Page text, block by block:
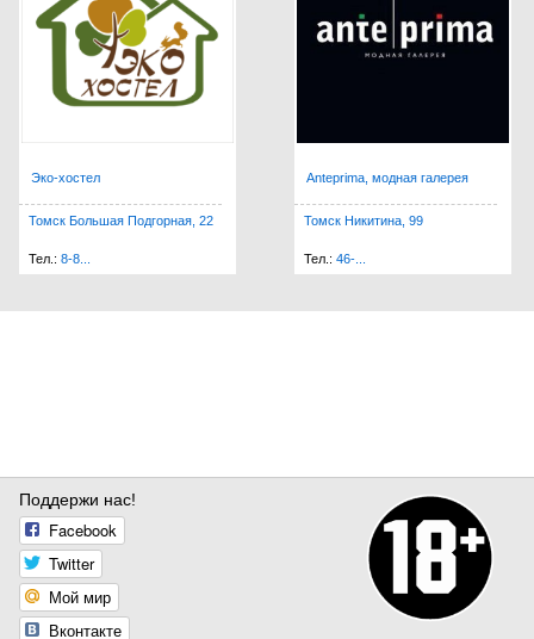
Эко-хостел
Томск Большая Подгорная, 22
Тел.: 8-8...
Anteprima, модная галерея
Томск Никитина, 99
Тел.: 46-...
Поддержи нас!
Facebook
Twitter
Мой мир
Вконтакте